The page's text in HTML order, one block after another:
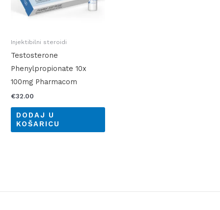
Injektibilni steroidi
Testosterone
Phenylpropionate 10x
100mg Pharmacom
€32.00
DODAJ U
KOŠARICU